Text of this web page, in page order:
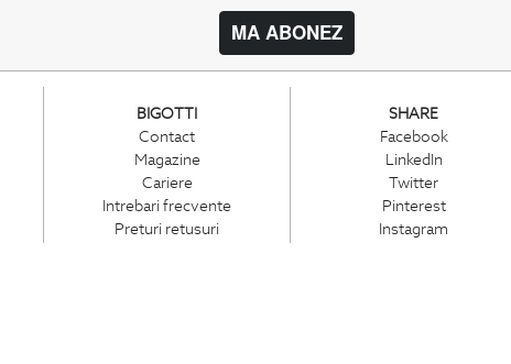
MA ABONEZ
BIGOTTI
Contact
Magazine
Cariere
Intrebari frecvente
Preturi retusuri
SHARE
Facebook
LinkedIn
Twitter
Pinterest
Instagram